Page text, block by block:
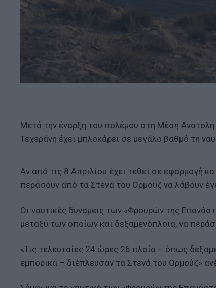
Μετά την έναρξη του πολέμου στη Μέση Ανατολή
Τεχεράνη έχει μπλοκάρει σε μεγάλο βαθμό τη
Αν από τις 8 Απριλίου έχει τεθεί σε εφαρμογή
περάσουν από τα Στενά του Ορμούζ να λάβουν
Οι ναυτικές δυνάμεις των «Φρουρών της
μεταξύ των οποίων και δεξαμενόπλοια, να
«Τις τελευταίες 24 ώρες 26 πλοία – όπως
εμπορικά – διέπλευσαν τα Στενά του Ορμούζ»